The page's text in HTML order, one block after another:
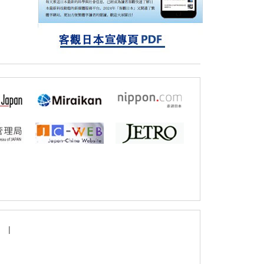
科學研究
立教大學在試管內構建長鏈人工基因組DNA
自我複製系統，有望實現攜帶大量基因的人
工細胞
|